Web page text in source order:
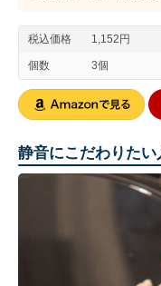
税込価格 1,152円
個数 3個
静音にこだわりた